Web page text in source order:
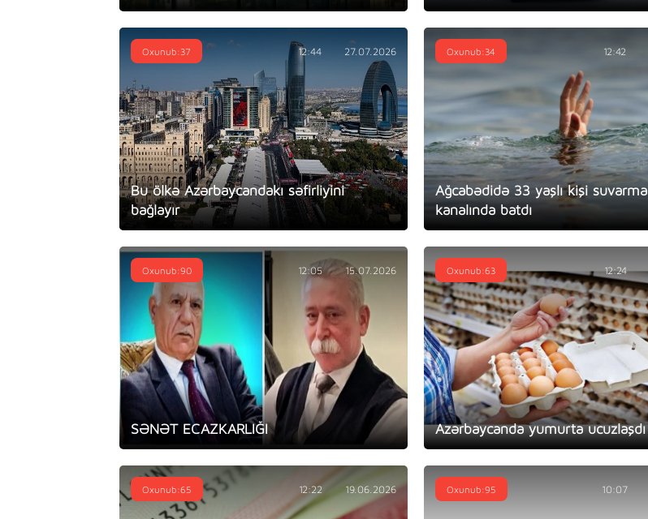
Bu ölkə Azərbaycandakı səfirliyini
bağlayır
Oxunub:37 12:44 27.07.2026
Ağcabədidə 33 yaşlı kişi suvarma
kanalında batdı
Oxunub:34 12:42
SƏNƏT ECAZKARLIĞI
Oxunub:90 12:05 15.07.2026
Azərbaycanda yumurta ucuzlaşdı
Oxunub:63 12:24
Oxunub:65 12:22 19.06.2026 Oxunub:95 10:07